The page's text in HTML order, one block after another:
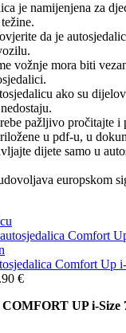
je namijenjena za
da je
vožnje mora biti
ako su
pažljivo pročitajte i
u pdf-u, u
dijete samo u
europskom
Comfort Up
€
UP i-Size